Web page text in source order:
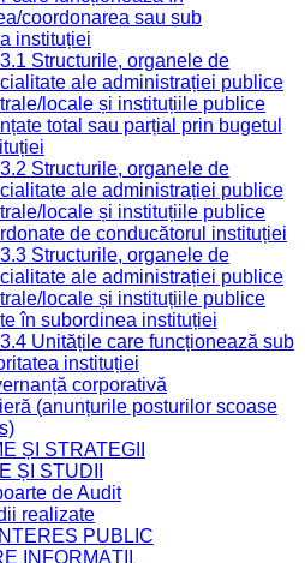
coordonarea sau sub
instituției
Structurile, organele de
ale administrației publice
locale și instituțiile publice
total sau parțial prin bugetul
Structurile, organele de
ale administrației publice
locale și instituțiile publice
de conducătorul instituției
Structurile, organele de
ale administrației publice
locale și instituțiile publice
în subordinea instituției
Unitățile care funcționează sub
instituției
corporativă
(anunțurile posturilor scoase
ȘI STRATEGII
ȘI STUDII
de Audit
realizate
PUBLIC
INFORMAȚII